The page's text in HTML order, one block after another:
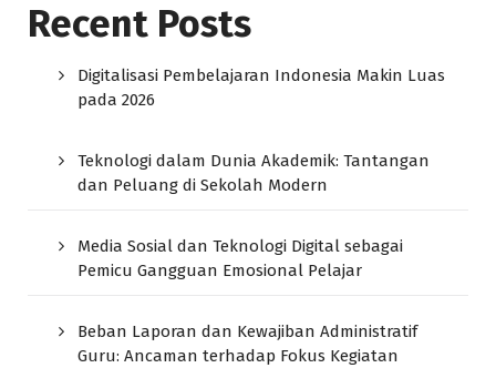
Recent Posts
Digitalisasi Pembelajaran Indonesia Makin Luas
pada 2026
Teknologi dalam Dunia Akademik: Tantangan
dan Peluang di Sekolah Modern
Media Sosial dan Teknologi Digital sebagai
Pemicu Gangguan Emosional Pelajar
Beban Laporan dan Kewajiban Administratif
Guru: Ancaman terhadap Fokus Kegiatan